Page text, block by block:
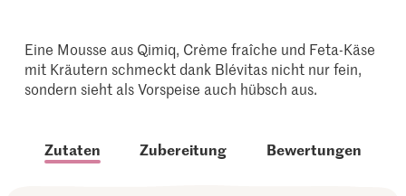
Eine Mousse aus Qimiq, Crème fraîche und Feta-Käse
mit Kräutern schmeckt dank Blévitas nicht nur fein,
sondern sieht als Vorspeise auch hübsch aus.
Zutaten Zubereitung Bewertungen